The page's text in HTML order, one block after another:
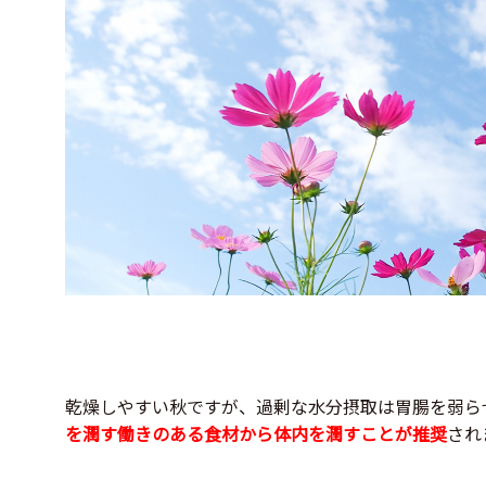
乾燥しやすい秋ですが、過剰な水分摂取は胃腸を弱
を潤す働きのある食材から体内を潤すことが推奨さ